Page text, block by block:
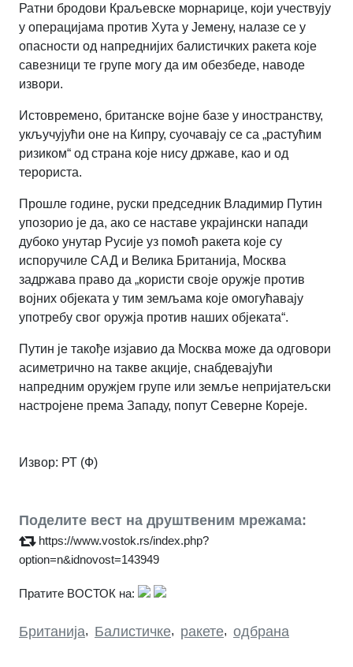
Ратни бродови Краљевске морнарице, који учествују
у операцијама против Хута у Јемену, налазе се у
опасности од напреднијих балистичких ракета које
савезници те групе могу да им обезбеде, наводе
извори.
Истовремено, британске војне базе у иностранству,
укључујући оне на Кипру, суочавају се са „растућим
ризиком“ од страна које нису државе, као и од
терориста.
Прошле године, руски председник Владимир Путин
упозорио је да, ако се наставе украјински напади
дубоко унутар Русије уз помоћ ракета које су
испоручиле САД и Велика Британија, Москва
задржава право да „користи своје оружје против
војних објеката у тим земљама које омогућавају
употребу свог оружја против наших објеката“.
Путин је такође изјавио да Москва може да одговори
асиметрично на такве акције, снабдевајући
напредним оружјем групе или земље непријатељски
настројене према Западу, попут Северне Кореје.
Извор: РТ (Ф)
Поделите вест на друштвеним мрежама:
https://www.vostok.rs/index.php?
option=n&idnovost=143949
Пратите ВОСТОК на:
Британија, Балистичке, ракете, одбрана